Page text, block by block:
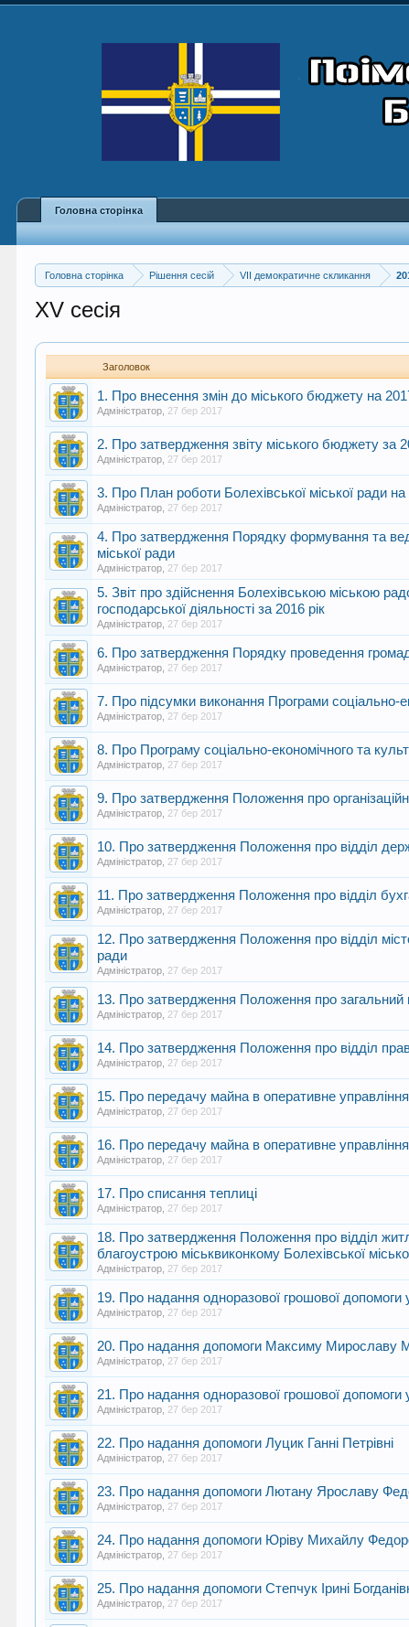
Головна сторінка Рішення сесій VII демократичне скликання
XV сесія
Заголовок
1. Про внесення змін до міського бюджету на
Адміністратор 27 бер 2017
2. Про затвердження звіту міського бюджету за
Адміністратор 27 бер 2017
3. Про План роботи Болехівської міської ради на
Адміністратор 27 бер 2017
4. Про затвердження Порядку формування та
міської ради
Адміністратор 27 бер 2017
5. Звіт про здійснення Болехівською міською
господарської діяльності за 2016 рік
Адміністратор 27 бер 2017
6. Про затвердження Порядку проведення
Адміністратор 27 бер 2017
7. Про підсумки виконання Програми соціально-
Адміністратор 27 бер 2017
8. Про Програму соціально-економічного та
Адміністратор 27 бер 2017
9. Про затвердження Положення про
Адміністратор 27 бер 2017
10. Про затвердження Положення про відділ
Адміністратор 27 бер 2017
11. Про затвердження Положення про відділ
Адміністратор 27 бер 2017
12. Про затвердження Положення про відділ
ради
Адміністратор 27 бер 2017
13. Про затвердження Положення про загальний
Адміністратор 27 бер 2017
14. Про затвердження Положення про відділ
Адміністратор 27 бер 2017
15. Про передачу майна в оперативне управління
Адміністратор 27 бер 2017
16. Про передачу майна в оперативне управління
Адміністратор 27 бер 2017
17. Про списання теплиці
Адміністратор 27 бер 2017
18. Про затвердження Положення про відділ
благоустрою міськвиконкому Болехівської
Адміністратор 27 бер 2017
19. Про надання одноразової грошової
Адміністратор 27 бер 2017
20. Про надання допомоги Максиму Мирославу
Адміністратор 27 бер 2017
21. Про надання одноразової грошової
Адміністратор 27 бер 2017
22. Про надання допомоги Луцик Ганні Петрівні
Адміністратор 27 бер 2017
23. Про надання допомоги Лютану Ярославу
Адміністратор 27 бер 2017
24. Про надання допомоги Юріву Михайлу
Адміністратор 27 бер 2017
25. Про надання допомоги Степчук Ірині
Адміністратор 27 бер 2017
Головна сторінка